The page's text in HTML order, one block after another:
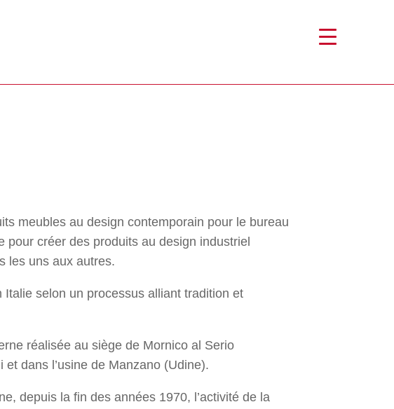
meubles au design contemporain pour le bureau
pour créer des produits au design industriel
les uns aux autres.
selon un processus alliant tradition et
réalisée au siège de Mornico al Serio
dans l’usine de Manzano (Udine).
depuis la fin des années 1970, l’activité de la